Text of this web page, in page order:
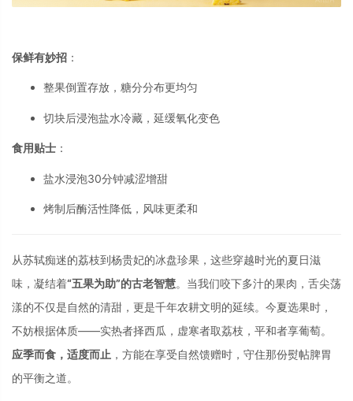
保鲜有妙招 ：
整果倒置存放，糖分分布更均匀
切块后浸泡盐水冷藏，延缓氧化变色
食用贴士 ：
盐水浸泡30分钟减涩增甜
烤制后酶活性降低，风味更柔和
从苏轼痴迷的荔枝到杨贵妃的冰盘珍果，这些穿越时光的夏日滋
味，凝结着“五果为助”的古老智慧。当我们咬下多汁的果肉，舌尖荡
漾的不仅是自然的清甜，更是千年农耕文明的延续。今夏选果时，
不妨根据体质——实热者择西瓜，虚寒者取荔枝，平和者享葡萄。
应季而食，适度而止 ，方能在享受自然馈赠时，守住那份熨帖脾胃
的平衡之道。